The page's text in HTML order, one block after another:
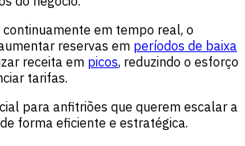
em tempo real, o
reservas em períodos de baixa
receita em picos, reduzindo o esforço
tarifas.
para anfitriões que querem escalar a
forma eficiente e estratégica.